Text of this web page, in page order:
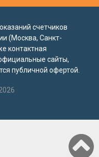
счетчиков
(Москва, Санкт-
контактная
сайты,
публичной офертой.